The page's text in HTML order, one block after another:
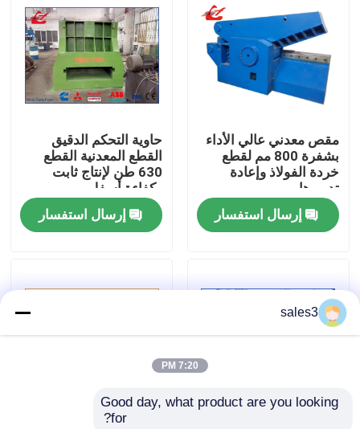
المنتجات
حولنا
مراقبة الجودة
اتصل بنا
القضايا
مقص معدني عالي الأداء
بشفرة 800 مم لقطع
خردة الفولاذ وإعادة
تدويرها
إرسال استفسار
حاوية التحكم الدقيق
القطع المعدنية القطع
630 طن لإنتاج ثابت
وكفاءة أسفل
إرسال استفسار
مقص التمساح
sales3
7:20 PM
Good day, what product are you looking
for?